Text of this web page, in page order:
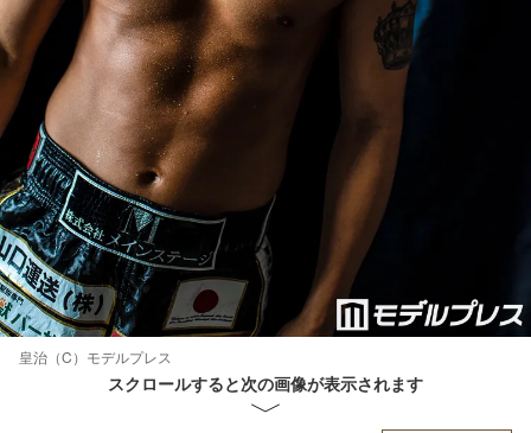
皇治（C）モデルプレス
スクロールすると次の画像が表示されます